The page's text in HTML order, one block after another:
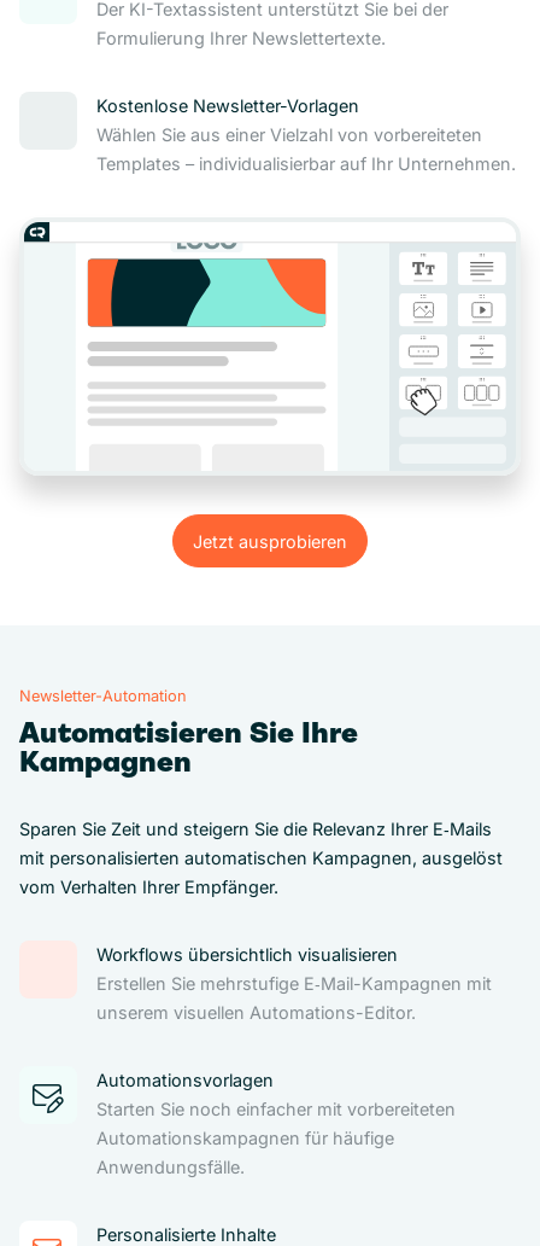
Jetzt ausprobieren
Jetzt ausprobieren
Der KI-Textassistent unterstützt Sie bei der
Formulierung Ihrer Newslettertexte.
Kostenlose Newsletter-Vorlagen
Wählen Sie aus einer Vielzahl von vorbereiteten
Templates – individualisierbar auf Ihr Unternehmen.
Newsletter-Automation
Automatisieren Sie Ihre
Kampagnen
Sparen Sie Zeit und steigern Sie die Relevanz Ihrer E‑Mails
mit personalisierten automatischen Kampagnen, ausgelöst
vom Verhalten Ihrer Empfänger.
Workflows übersichtlich visualisieren
Erstellen Sie mehrstufige E‑Mail-Kampagnen mit
unserem visuellen Automations-Editor.
Automationsvorlagen
Starten Sie noch einfacher mit vorbereiteten
Automationskampagnen für häufige
Anwendungsfälle.
Personalisierte Inhalte